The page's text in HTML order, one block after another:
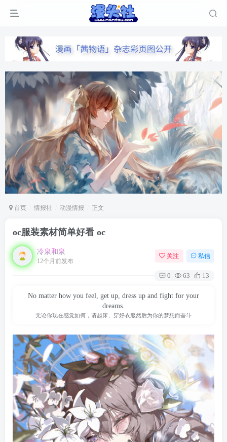
首页 情报社 动漫情报 正文
oc服装素材简单好看 oc
冷泉和泉
12个月前发布
关注 私信
0 63 13
No matter how you feel, get up, dress up and fight for your
dreams.
无论你现在感觉如何，请起床、穿好衣服然后为你的梦想而奋斗